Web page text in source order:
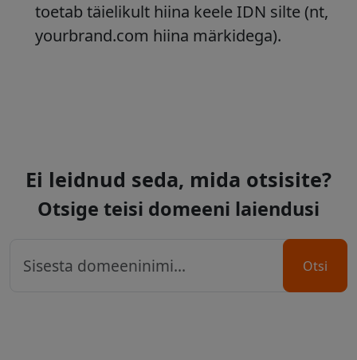
toetab täielikult hiina keele IDN silte (nt,
yourbrand.com hiina märkidega).
Ei leidnud seda, mida otsisite?
Otsige teisi domeeni laiendusi
Otsi